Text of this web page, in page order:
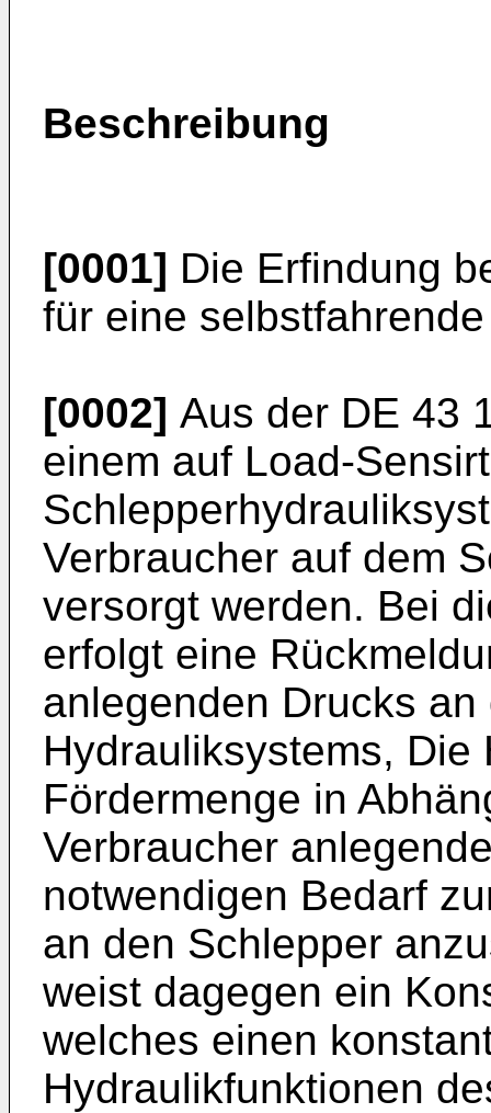
Beschreibung
[0001] Die Erfindung
für eine
[0002] Aus der DE 43
einem auf Load-
Verbraucher auf dem
versorgt werden. Bei
erfolgt eine
anlegenden Drucks
Hydrauliksystems,
Fördermenge in
Verbraucher
notwendigen Bedarf
an den Schlepper
weist dagegen ein
welches einen
Hydraulikfunktionen